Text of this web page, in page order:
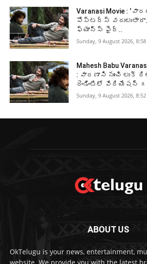
Varanasi Movie :
పోస్టర్స్
ఫ్యాన్స్ ఫైర్..
Sunday, 9 August 2026, 8:58
Mahesh Babu
: వారణాసి నుంచి లుక్
రెండింటిలో వేరియేషన్
Sunday, 9 August 2026, 8:52
ABOUT US
OkTelugu is your news, entertainment,
website. We provide you with the latest